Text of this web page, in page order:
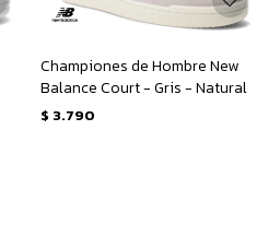
Championes de Hombre New
Balance Court - Gris - Natural
$ 3.790